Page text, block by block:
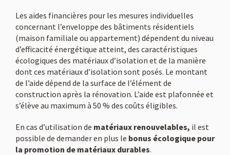
Les aides financières pour les mesures individuelles
concernant l’enveloppe des bâtiments résidentiels
(maison familiale ou appartement) dépendent du niveau
d’efficacité énergétique atteint, des caractéristiques
écologiques des matériaux d’isolation et de la manière
dont ces matériaux d’isolation sont posés. Le montant
de l’aide dépend de la surface de l’élément de
construction après la rénovation. L’aide est plafonnée et
s’élève au maximum à 50 % des coûts éligibles.
En cas d’utilisation de matériaux renouvelables, il est
possible de demander en plus le bonus écologique pour
la promotion de matériaux durables.